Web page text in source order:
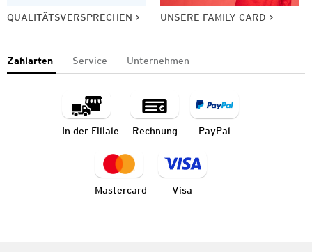
QUALITÄTSVERSPRECHEN UNSERE FAMILY CARD
Zahlarten Service Unternehmen
In der Filiale Rechnung PayPal
Mastercard Visa